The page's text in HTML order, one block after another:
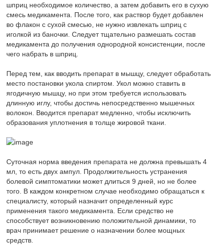
шприц необходимое количество, а затем добавить его в сухую
смесь медикамента. После того, как раствор будет добавлен
во флакон с сухой смесью, не нужно извлекать шприц с
иголкой из баночки. Следует тщательно размешать состав
медикамента до получения однородной консистенции, после
чего набрать в шприц.
Перед тем, как вводить препарат в мышцу, следует обработать
место постановки укола спиртом. Укол можно ставить в
ягодичную мышцу, но при этом требуется использовать
длинную иглу, чтобы достичь непосредственно мышечных
волокон. Вводится препарат медленно, чтобы исключить
образования уплотнения в толще жировой ткани.
Суточная норма введения препарата не должна превышать 4
мл, то есть двух ампул. Продолжительность устранения
болевой симптоматики может длиться 9 дней, но не более
того. В каждом конкретном случае необходимо обращаться к
специалисту, который назначит определенный курс
применения такого медикамента. Если средство не
способствует возникновению положительной динамики, то
врач принимает решение о назначении более мощных
средств.